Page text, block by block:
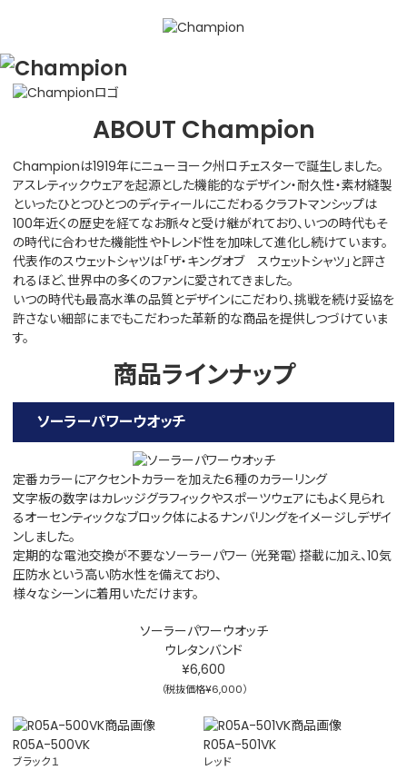
ABOUT Champion
Championは1919年にニューヨーク州ロチェスターで誕生しました。
アスレティックウェアを起源とした機能的なデザイン・耐久性・素材縫製
といったひとつひとつのディティールにこだわるクラフトマンシップは
100年近くの歴史を経てなお脈々と受け継がれており、いつの時代もそ
の時代に合わせた機能性やトレンド性を加味して進化し続けています。
代表作のスウェットシャツは「ザ・キングオブ スウェットシャツ」と評さ
れるほど、世界中の多くのファンに愛されてきました。
いつの時代も最高水準の品質とデザインにこだわり、挑戦を続け妥協を
許さない細部にまでもこだわった革新的な商品を提供しつづけていま
す。
商品ラインナップ
ソーラーパワーウオッチ
定番カラーにアクセントカラーを加えた６種のカラーリング
文字板の数字はカレッジグラフィックやスポーツウェアにもよく見られ
るオーセンティックなブロック体によるナンバリングをイメージしデザイ
ンしました。
定期的な電池交換が不要なソーラーパワー（光発電）搭載に加え、10気
圧防水という高い防水性を備えており、
様々なシーンに着用いただけます。
ソーラーパワーウオッチ
ウレタンバンド
¥6,600
（税抜価格¥6,000）
R05A-500VK
ブラック１
R05A-501VK
レッド